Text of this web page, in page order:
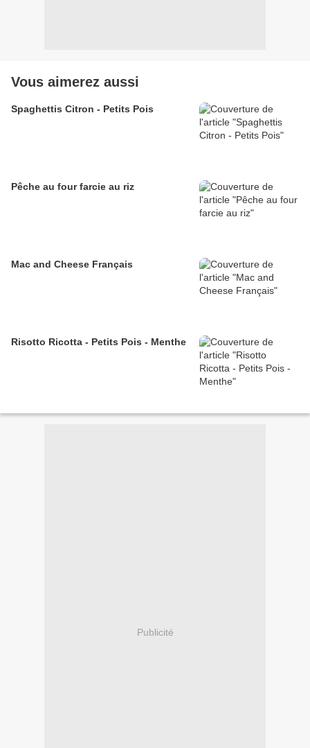
Vous aimerez aussi
Spaghettis Citron - Petits Pois
Pêche au four farcie au riz
Mac and Cheese Français
Risotto Ricotta - Petits Pois - Menthe
Publicité